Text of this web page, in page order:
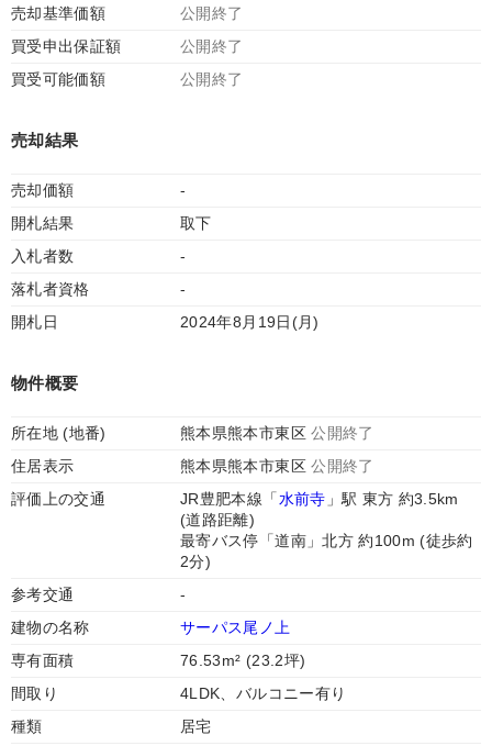
売却基準価額
公開終了
買受申出保証額
公開終了
買受可能価額
公開終了
売却結果
売却価額
-
開札結果
取下
入札者数
-
落札者資格
-
開札日
2024年8月19日(月)
物件概要
所在地 (地番) 熊本県熊本市東区公開終了
住居表示
熊本県熊本市東区公開終了
評価上の交通
JR豊肥本線「水前寺 」駅 東方 約3.5km
(道路距離)
最寄バス停「道南」北方 約100m (徒歩約
2分)
参考交通
-
建物の名称
サーパス尾ノ上
専有面積
76.53m² (23.2坪)
間取り
4LDK、バルコニー有り
種類
居宅